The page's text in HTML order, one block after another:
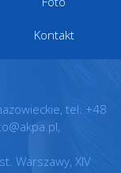
Kontakt
tel. +48
Warszawy, XIV